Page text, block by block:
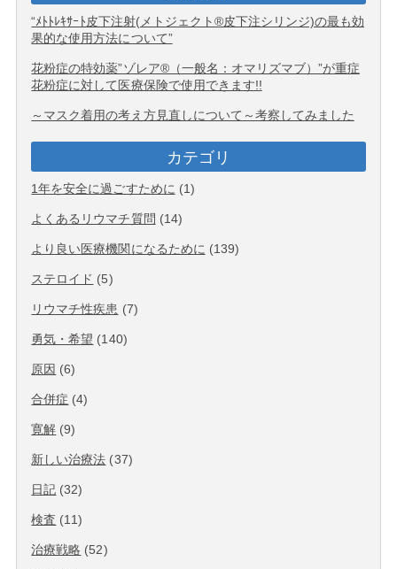
“ﾒﾄﾄﾚｷｻｰﾄ皮下注射(メトジェクト®皮下注シリンジ)の最も効
果的な使用方法について”
花粉症の特効薬”ゾレア®（一般名：オマリズマブ）”が重症
花粉症に対して医療保険で使用できます!!
～マスク着用の考え方見直しについて～考察してみました
カテゴリ
1年を安全に過ごすために (1)
よくあるリウマチ質問 (14)
より良い医療機関になるために (139)
ステロイド (5)
リウマチ性疾患 (7)
勇気・希望 (140)
原因 (6)
合併症 (4)
寛解 (9)
新しい治療法 (37)
日記 (32)
検査 (11)
治療戦略 (52)